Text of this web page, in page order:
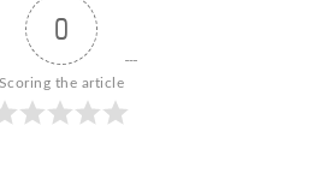
0
Scoring the article